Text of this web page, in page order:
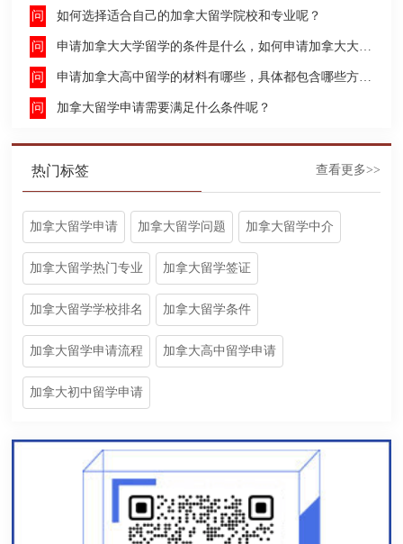
如何选择适合自己的加拿大留学院校和专业呢？
申请加拿大大学留学的条件是什么，如何申请加拿大大学留学，留学的费用及签证申请流程是什么？
申请加拿大高中留学的材料有哪些，具体都包含哪些方面呢？
加拿大留学申请需要满足什么条件呢？
热门标签 查看更多>>
加拿大留学申请 加拿大留学问题 加拿大留学中介
加拿大留学热门专业 加拿大留学签证
加拿大留学学校排名 加拿大留学条件
加拿大留学申请流程 加拿大高中留学申请
加拿大初中留学申请